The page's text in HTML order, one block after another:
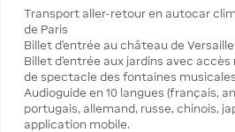
Transport aller-retour en autocar
de Paris
Billet d'entrée au château de
Billet d'entrée aux jardins avec accès
de spectacle des fontaines
Audioguide en 10 langues (français,
portugais, allemand, russe, chinois,
application mobile.